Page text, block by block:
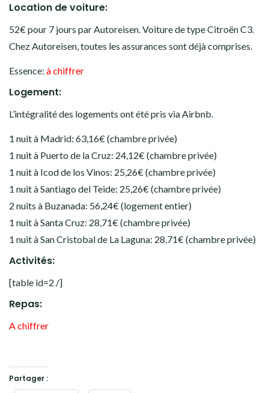
Location de voiture:
52€ pour 7 jours par Autoreisen. Voiture de type Citroën C3.
Chez Autoreisen, toutes les assurances sont déjà comprises.
Essence: à chiffrer
Logement:
L’intégralité des logements ont été pris via Airbnb.
1 nuit à Madrid: 63,16€ (chambre privée)
1 nuit à Puerto de la Cruz: 24,12€ (chambre privée)
1 nuit à Icod de los Vinos: 25,26€ (chambre privée)
1 nuit à Santiago del Teide: 25,26€ (chambre privée)
2 nuits à Buzanada: 56,24€ (logement entier)
1 nuit à Santa Cruz: 28,71€ (chambre privée)
1 nuit à San Cristobal de La Laguna: 28,71€ (chambre privée)
Activités:
[table id=2 /]
Repas:
A chiffrer
Partager :